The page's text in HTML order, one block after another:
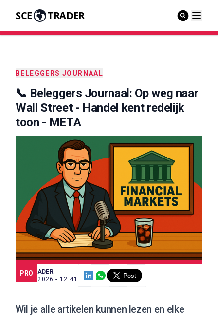
SCE TRADER
BELEGGERS JOURNAAL
📞 Beleggers Journaal: Op weg naar
Wall Street - Handel kent redelijk
toon - META
PRO
SCE TRADER
9 JUL. 2026 - 12:41
Wil je alle artikelen kunnen lezen en elke